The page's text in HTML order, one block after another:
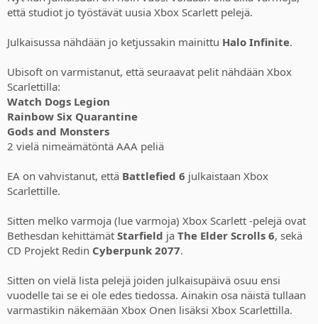
että studiot jo työstävät uusia Xbox Scarlett pelejä.
Julkaisussa nähdään jo ketjussakin mainittu Halo Infinite.
Ubisoft on varmistanut, että seuraavat pelit nähdään Xbox
Scarlettilla:
Watch Dogs Legion
Rainbow Six Quarantine
Gods and Monsters
2 vielä nimeämätöntä AAA peliä
EA on vahvistanut, että Battlefied 6 julkaistaan Xbox
Scarlettille.
Sitten melko varmoja (lue varmoja) Xbox Scarlett -pelejä ovat
Bethesdan kehittämät Starfield ja The Elder Scrolls 6, sekä
CD Projekt Redin Cyberpunk 2077.
Sitten on vielä lista pelejä joiden julkaisupäivä osuu ensi
vuodelle tai se ei ole edes tiedossa. Ainakin osa näistä tullaan
varmastikin näkemään Xbox Onen lisäksi Xbox Scarlettilla.